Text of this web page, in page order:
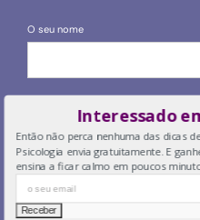
O seu nome
O seu telefone
Interessado
Então não perca nenhuma das dicas
Psicologia envia gratuitamente. E
ensina a ficar calmo em poucos